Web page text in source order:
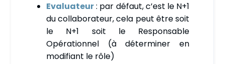
Evaluateur: par défaut, c’est le N+1
du collaborateur, cela peut être soit
le N+1 soit le Responsable
Opérationnel (à déterminer en
modifiant le rôle)